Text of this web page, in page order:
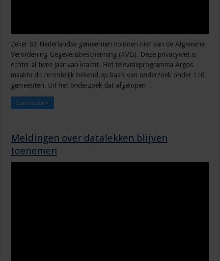
Zeker 83 Nederlandse gemeenten voldoen niet aan de Algemene
Verordening Gegevensbescherming (AVG). Deze privacywet is
echter al twee jaar van kracht. Het televisieprogramma Argos
maakte dit recentelijk bekend op basis van onderzoek onder 110
gemeenten. Uit het onderzoek dat afgelopen …
Lees verder »
Meldingen over datalekken blijven
toenemen